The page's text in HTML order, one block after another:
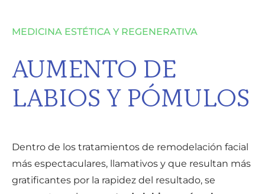
MEDICINA ESTÉTICA Y REGENERATIVA
AUMENTO DE
LABIOS Y PÓMULOS
Dentro de los tratamientos de remodelación facial
más espectaculares, llamativos y que resultan más
gratificantes por la rapidez del resultado, se